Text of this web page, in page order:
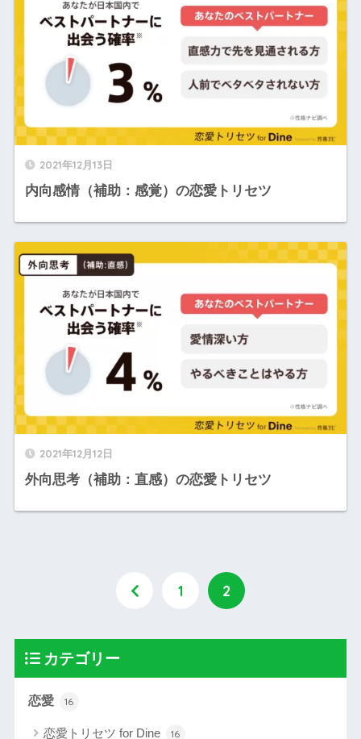
2021年12月13日
内向感情（補助：感覚）の恋愛トリセツ
2021年12月12日
外向思考（補助：直感）の恋愛トリセツ
1 2
カテゴリー
恋愛 16
恋愛トリセツ for Dine 16